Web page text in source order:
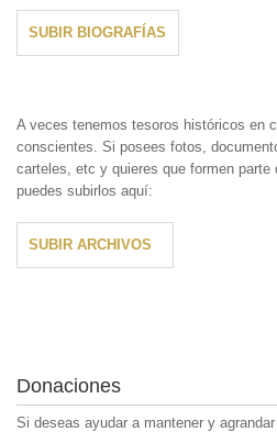
SUBIR BIOGRAFÍAS
A veces tenemos tesoros históricos en
conscientes. Si posees fotos,
carteles, etc y quieres que formen parte
puedes subirlos aquí:
SUBIR ARCHIVOS
Donaciones
Si deseas ayudar a mantener y